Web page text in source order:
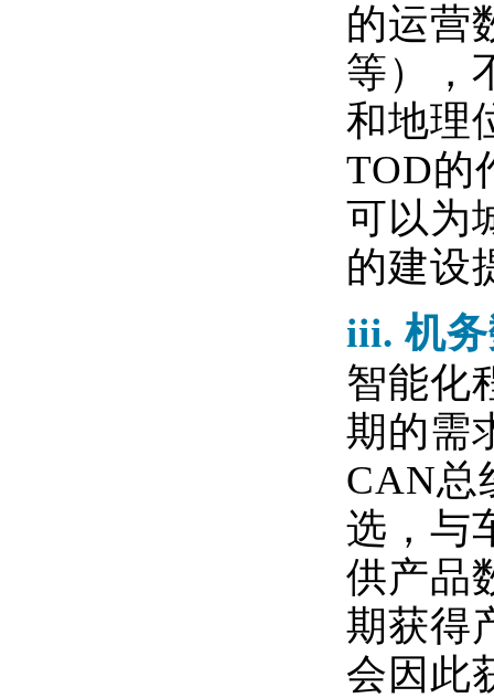
的运营
等），
和地理
TOD的
可以为
的建设
iii.机
智能化
期的需
CAN总
选，与
供产品
期获得
会因此